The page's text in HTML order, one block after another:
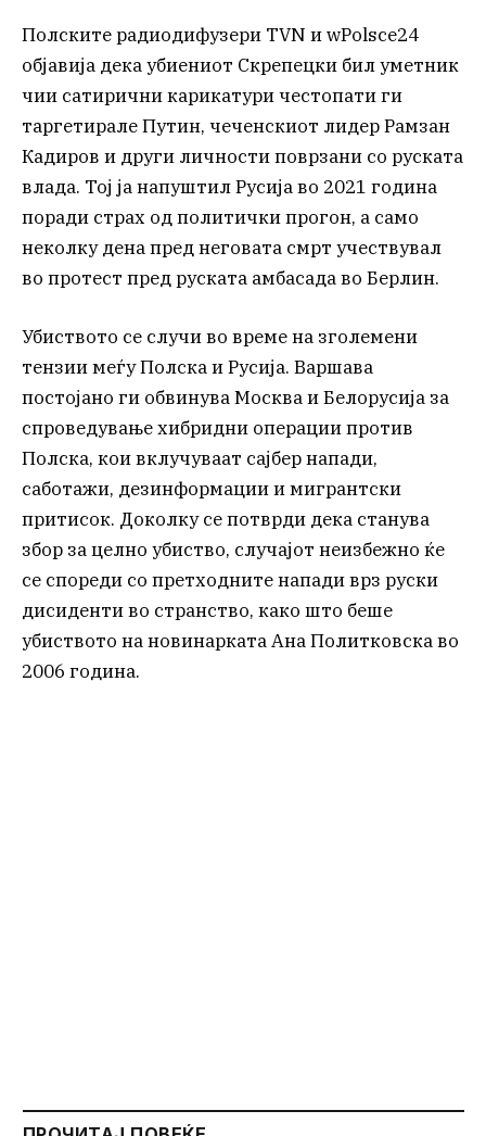
Полските радиодифузери TVN и wPolsce24
објавија дека убиениот Скрепецки бил уметник
чии сатирични карикатури честопати ги
таргетирале Путин, чеченскиот лидер Рамзан
Кадиров и други личности поврзани со руската
влада. Тој ја напуштил Русија во 2021 година
поради страх од политички прогон, а само
неколку дена пред неговата смрт учествувал
во протест пред руската амбасада во Берлин.
Убиството се случи во време на зголемени
тензии меѓу Полска и Русија. Варшава
постојано ги обвинува Москва и Белорусија за
спроведување хибридни операции против
Полска, кои вклучуваат сајбер напади,
саботажи, дезинформации и мигрантски
притисок. Доколку се потврди дека станува
збор за целно убиство, случајот неизбежно ќе
се спореди со претходните напади врз руски
дисиденти во странство, како што беше
убиството на новинарката Ана Политковска во
2006 година.